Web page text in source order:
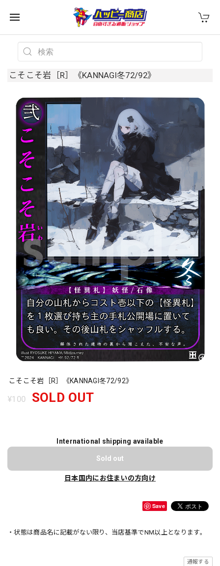
こそこそ岩［R］《KANNAGI冬72/92》
こそこそ岩［R］《KANNAGI冬72/92》
¥100 SOLD OUT
International shipping available
Sold out
日本国内にお住まいの方向け
Save
・状態は商品名に記載がない限り、当店基準でNM以上となります。
通報する